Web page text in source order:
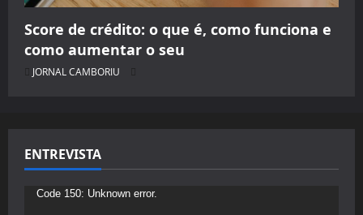
Score de crédito: o que é, como funciona e
como aumentar o seu
JORNAL CAMBORIU
ENTREVISTA
Tocador
Code 150: Unknown error.